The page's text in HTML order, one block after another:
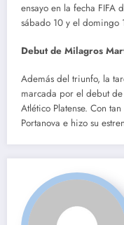
ensayo en la fecha FIFA
sábado 10 y el domingo
Debut de Milagros
Además del triunfo, la
marcada por el debut
Atlético Platense. Con
Portanova e hizo su